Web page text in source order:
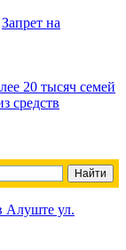
Запрет на
20 тысяч семей
средств